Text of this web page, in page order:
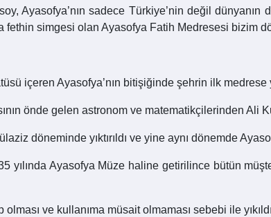
Ayasofya’nın sadece Türkiye’nin değil
simgesi olan Ayasofya Fatih Medresesi bizim
içeren Ayasofya’nın bitişiğinde şehrin ilk medrese
önde gelen astronom ve matematikçilerinden Ali
döneminde yıktırıldı ve yine aynı dönemde
yılında Ayasofya Müze haline getirilince bütün
ve kullanıma müsait olmaması sebebi ile